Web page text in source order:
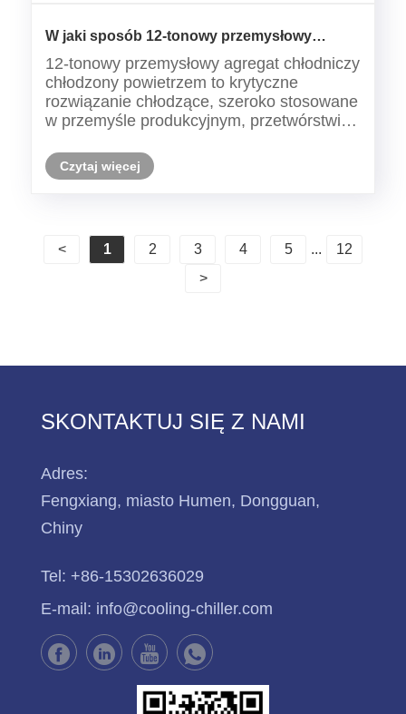
W jaki sposób 12-tonowy przemysłowy
agregat chłodniczy chłodzony powietrzem
poprawia wydajność chłodzenia
przemysłowego?
12-tonowy przemysłowy agregat chłodniczy
chłodzony powietrzem to krytyczne
rozwiązanie chłodzące, szeroko stosowane
w przemyśle produkcyjnym, przetwórstwie
farmaceutyce i przemyśle metalowym. W
tym artykule wyjaśniono, jak to działa, jakie
Czytaj więcej
< 1 2 3 4 5 ...
12
>
SKONTAKTUJ SIĘ Z NAMI
Adres:
Fengxiang, miasto Humen, Dongguan,
Chiny
Tel: +86-15302636029
E-mail: info@cooling-chiller.com